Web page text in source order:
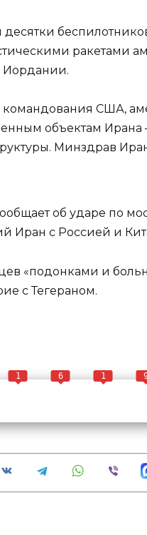
десятки
ракетами
Иордании.
США,
объектам Ирана
Минздрав
об ударе по
Иран с Россией и
«подонками и
с Тегераном.
1 6 1